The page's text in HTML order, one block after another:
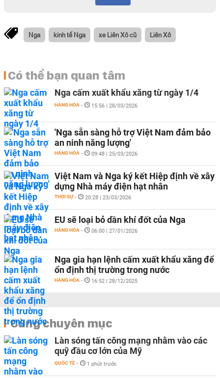
Nga kinh tế Nga xe Liên Xô cũ Liên Xô
Có thể bạn quan tâm
Nga cấm xuất khẩu xăng từ ngày 1/4
HÀNG HÓA - 15:56 | 28/03/2026
'Nga sẵn sàng hỗ trợ Việt Nam đảm bảo
an ninh năng lượng'
HÀNG HÓA - 09:48 | 25/03/2026
Việt Nam và Nga ký kết Hiệp định về xây
dựng Nhà máy điện hạt nhân
THỜI SỰ - 20:28 | 23/03/2026
EU sẽ loại bỏ dần khí đốt của Nga
HÀNG HÓA - 06:00 | 27/01/2026
Nga gia hạn lệnh cấm xuất khẩu xăng để
ổn định thị trường trong nước
HÀNG HÓA - 16:52 | 28/12/2025
Cùng chuyên mục
Làn sóng tấn công mạng nhằm vào các
quỹ đầu cơ lớn của Mỹ
QUỐC TẾ - 1 phút trước